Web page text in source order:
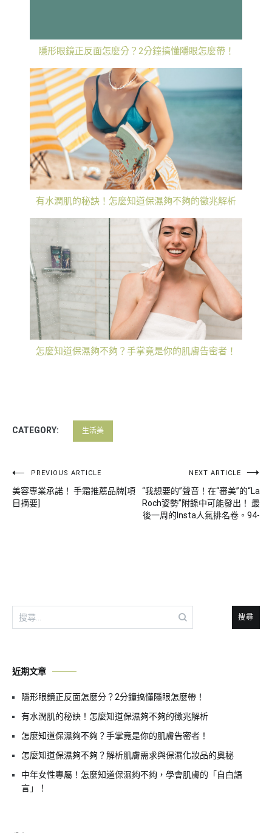
隱形眼鏡正反面怎麼分？2分鐘搞懂隱眼怎麼帶！
有水潤肌的秘訣！怎麼知道保濕夠不夠的徵兆解析
怎麼知道保濕夠不夠？手掌竟是你的肌膚告密者！
CATEGORY: 生活美
文
章
PREVIOUS ARTICLE
美容專業承諾！ 手霜推薦品牌[項
目摘要]
NEXT ARTICLE
“我想要的”聲音！在“審美”的“La
Roch姿勢”附錄中可能發出！ 最
後一周的Insta人氣排名卷。94-
搜
尋
字:
近期文章
隱形眼鏡正反面怎麼分？2分鐘搞懂隱眼怎麼帶！
有水潤肌的秘訣！怎麼知道保濕夠不夠的徵兆解析
怎麼知道保濕夠不夠？手掌竟是你的肌膚告密者！
怎麼知道保濕夠不夠？解析肌膚需求與保濕化妝品的奧秘
中年女性專屬！怎麼知道保濕夠不夠，學會肌膚的「自白語
言」！